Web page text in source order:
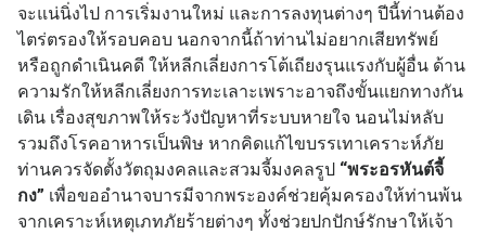
จะแน่นิ่งไป การเริ่มงานใหม่ และการลงทุนต่างๆ ปีนี้ท่านต้อง
ไตร่ตรองให้รอบคอบ นอกจากนี้ถ้าท่านไม่อยากเสียทรัพย์
หรือถูกดำเนินคดี ให้หลีกเลี่ยงการโต้เถียงรุนแรงกับผู้อื่น ด้าน
ความรักให้หลีกเลี่ยงการทะเลาะเพราะอาจถึงขั้นแยกทางกัน
เดิน เรื่องสุขภาพให้ระวังปัญหาที่ระบบหายใจ นอนไม่หลับ
รวมถึงโรคอาหารเป็นพิษ หากคิดแก้ไขบรรเทาเคราะห์ภัย
ท่านควรจัดตั้งวัตถุมงคลและสวมจี้มงคลรูป “พระอรหันต์จี้
กง” เพื่อขออำนาจบารมีจากพระองค์ช่วยคุ้มครองให้ท่านพ้น
จากเคราะห์เหตุเภทภัยร้ายต่างๆ ทั้งช่วยปกปักษ์รักษาให้เจ้า